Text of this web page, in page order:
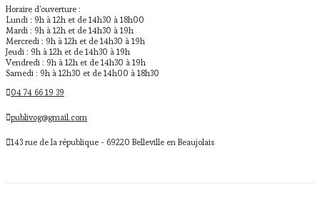
Horaire d'ouverture :
Lundi : 9h à 12h et de 14h30 à 18h00
Mardi : 9h à 12h et de 14h30 à 19h
Mercredi : 9h à 12h et de 14h30 à 19h
Jeudi : 9h à 12h et de 14h30 à 19h
Vendredi : 9h à 12h et de 14h30 à 19h
Samedi : 9h à 12h30 et de 14h00 à 18h30
04 74 66 19 39
publivog@gmail.com
143 rue de la république - 69220 Belleville en Beaujolais